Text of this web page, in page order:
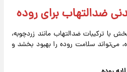
ضدالتهاب برای روده
با ترکیبات ضدالتهاب مانند زردچوبه،
می‌تواند سلامت روده را بهبود بخشد و